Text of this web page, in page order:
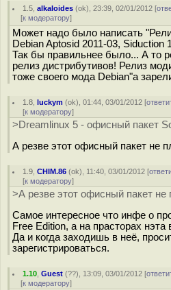
1.5 ,alkaloides (ok), 23:39, 02/01/2012 [
[к модератору]
Может надо было написать
Debian Aptosid 2011-03, Siduction
Так бы правильнее было... А то
релиз дистрибутивов! Релиз
тоже своего мода Debian"а
1.8 ,luckym (ok), 01:44, 03/01/2012 [
[к модератору]
>Dreamlinux 5 - офисный пакет
А резве этот офисный пакет не
1.9 ,CHIM.86 (ok), 11:40, 03/01/2012 [
[к модератору]
>А резве этот офисный пакет не
Самое интересное что инфе о
Free Edition, а на прасторах нэта
Да и когда заходишь в неё,
зарегистрироваться.
1.10 ,Guest (??), 13:09, 03/01/2012 [
[к модератору]